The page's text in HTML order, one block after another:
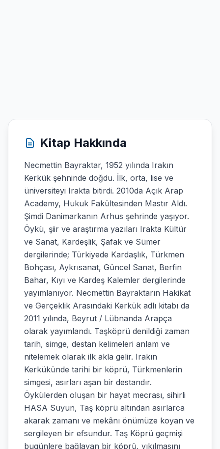
Kitap Hakkında
Necmettin Bayraktar, 1952 yılında Irakın
Kerkük şehninde doğdu. İlk, orta, lise ve
üniversiteyi Irakta bitirdi. 2010da Açık Arap
Academy, Hukuk Fakültesinden Mastır Aldı.
Şimdi Danimarkanın Arhus şehrinde yaşıyor.
Öykü, şiir ve araştırma yazıları Irakta Kültür
ve Sanat, Kardeşlik, Şafak ve Sümer
dergilerinde; Türkiyede Kardaşlık, Türkmen
Bohçası, Aykrısanat, Güncel Sanat, Berfin
Bahar, Kıyı ve Kardeş Kalemler dergilerinde
yayımlanıyor. Necmettin Bayraktarın Hakikat
ve Gerçeklik Arasındaki Kerkük adlı kitabı da
2011 yılında, Beyrut / Lübnanda Arapça
olarak yayımlandı. Taşköprü denildiği zaman
tarih, simge, destan kelimeleri anlam ve
nitelemek olarak ilk akla gelir. Irakın
Kerkükünde tarihi bir köprü, Türkmenlerin
simgesi, asırları aşan bir destandır.
Öykülerden oluşan bir hayat mecrası, sihirli
HASA Suyun, Taş köprü altından asırlarca
akarak zamanı ve mekânı önümüze koyan ve
sergileyen bir efsundur. Taş Köprü geçmişi
bugünlere bağlayan bir köprü, yıkılmasını